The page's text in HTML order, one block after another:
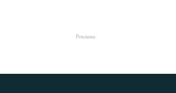
Реклама: